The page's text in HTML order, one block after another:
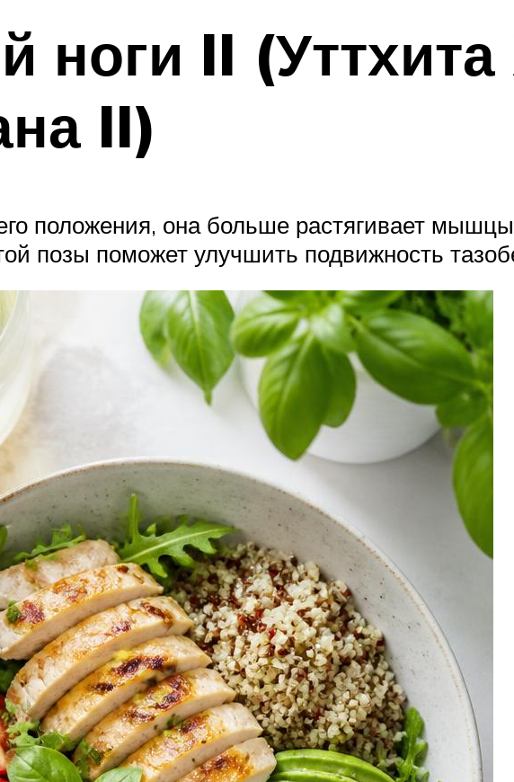
ноги II (Уттхита
II)
положения, она больше растягивает мышцы
позы поможет улучшить подвижность